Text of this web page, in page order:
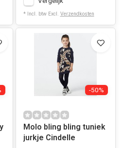
* Incl. btw Excl. Verzendkosten
-50%
Molo bling bling tuniek
jurkje Cindelle